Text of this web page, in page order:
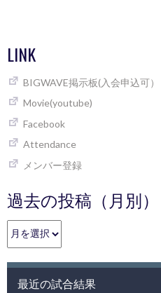
LINK
BIGWAVE掲示板(入会申込可）
Movie(youtube)
Facebook
Attendance
メンバー登録
過去の投稿（月別）
過
去
投
最近の試合結果